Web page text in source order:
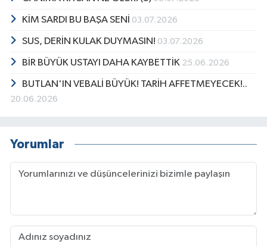
KİM SARDI BU BAŞA SENİ 03.07.2026
SUS, DERİN KULAK DUYMASIN! 03.07.2026
BİR BÜYÜK USTAYI DAHA KAYBETTİK 25.06.2026
BUTLAN'IN VEBALİ BÜYÜK! TARİH AFFETMEYECEK!..
20.06.2026
Yorumlar